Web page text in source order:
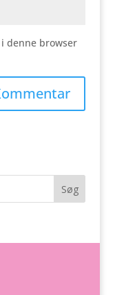
denne browser